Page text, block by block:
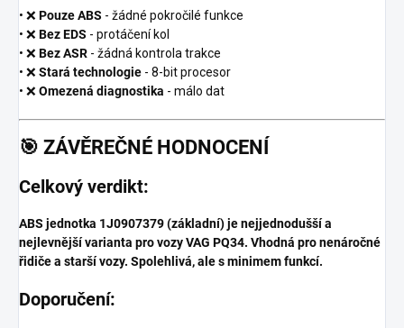
• ❌ Pouze ABS - žádné pokročilé funkce
• ❌ Bez EDS - protáčení kol
• ❌ Bez ASR - žádná kontrola trakce
• ❌ Stará technologie - 8-bit procesor
• ❌ Omezená diagnostika - málo dat
🎯 ZÁVĚREČNÉ HODNOCENÍ
Celkový verdikt:
ABS jednotka 1J0907379 (základní) je nejjednodušší a
nejlevnější varianta pro vozy VAG PQ34. Vhodná pro nenáročné
řidiče a starší vozy. Spolehlivá, ale s minimem funkcí.
Doporučení: